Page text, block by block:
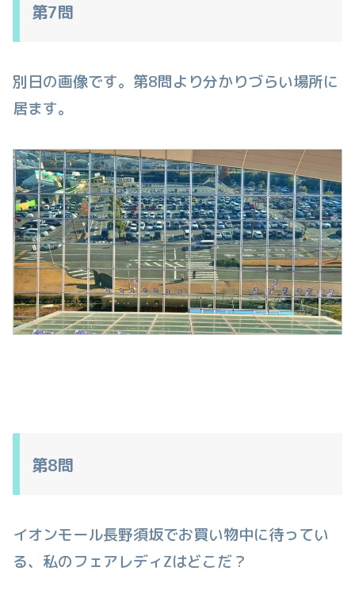
第7問
別日の画像です。第8問より分かりづらい場所に
居ます。
第8問
イオンモール長野須坂でお買い物中に待ってい
る、私のフェアレディZはどこだ？